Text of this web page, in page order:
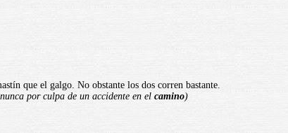
que el galgo. No obstante los dos corren bastante.
por culpa de un accidente en el camino)